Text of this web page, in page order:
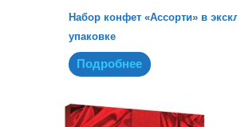
Набор конфет «Ассорти» в
упаковке
Подробнее